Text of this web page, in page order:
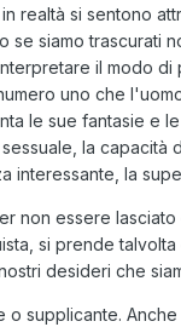
realtà si sentono
siamo trascurati
il modo
uno che
le sue fantasie e
la
la
essere
si prende
desideri che
supplicante.